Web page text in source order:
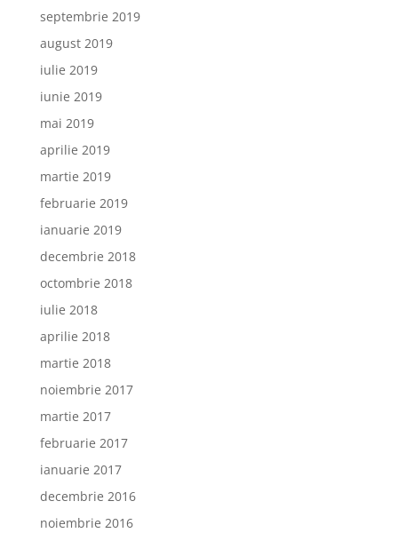
septembrie 2019
august 2019
iulie 2019
iunie 2019
mai 2019
aprilie 2019
martie 2019
februarie 2019
ianuarie 2019
decembrie 2018
octombrie 2018
iulie 2018
aprilie 2018
martie 2018
noiembrie 2017
martie 2017
februarie 2017
ianuarie 2017
decembrie 2016
noiembrie 2016